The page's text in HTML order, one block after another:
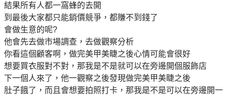
結果所有人都一窩蜂的去開
到最後大家都只能銷價競爭，都賺不到錢了
會做生意的呢?
他會先去做市場調查，去做觀察分析
你看這個顧客啊，做完美甲美睫之後心情可能會很好
想要買衣服對不對，那我是不是就可以在旁邊開個服飾店
下一個人來了，他一觀察之後發現做完美甲美睫之後
肚子餓了，而且會想要拍照打卡，那我是不是可以在旁邊開一